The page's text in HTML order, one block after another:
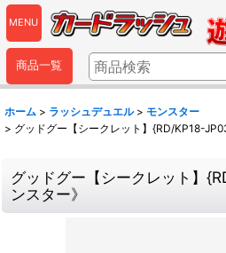
MENU
商品一覧
ホーム > ラッシュデュエル > モンスター
> グッドグー【シークレット】{RD/KP18-
グッドグー【シークレット】
ンスター》